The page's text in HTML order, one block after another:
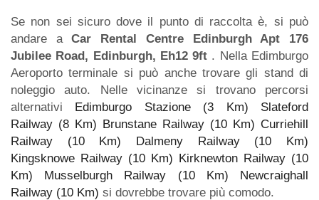
Se non sei sicuro dove il punto di raccolta è, si può
andare aCar Rental Centre Edinburgh Apt 176
Jubilee Road, Edinburgh, Eh12 9ft . Nella Edimburgo
Aeroporto terminale si può anche trovare gli stand di
noleggio auto. Nelle vicinanze si trovano percorsi
alternativi Edimburgo Stazione (3 Km)
Slateford
Railway (8 Km) Brunstane Railway (10 Km) Curriehill
Railway (10 Km)
Dalmeny Railway (10 Km)
Kingsknowe Railway (10 Km) Kirknewton Railway (10
Km)
Musselburgh Railway (10 Km)
Newcraighall
Railway (10 Km) si dovrebbe trovare più comodo.